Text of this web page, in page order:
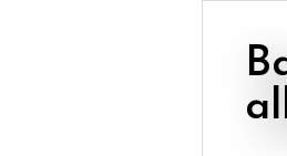
Barre biscuitée fourrée aux fruits,